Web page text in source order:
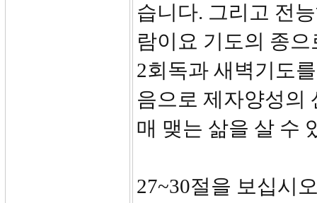
습니다. 그리고 전
람이요 기도의 종
2회독과 새벽기도
음으로 제자양성의
매 맺는 삶을 살 수
27~30절을 보십시